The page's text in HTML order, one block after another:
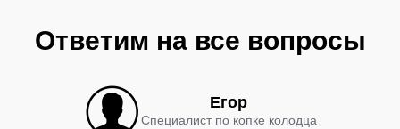
Ответим на все вопросы
Егор
Специалист по копке колодца